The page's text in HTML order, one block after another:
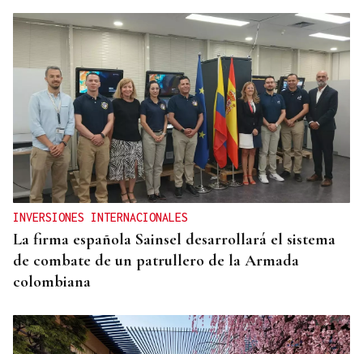
INVERSIONES INTERNACIONALES
La firma española Sainsel desarrollará el sistema
de combate de un patrullero de la Armada
colombiana